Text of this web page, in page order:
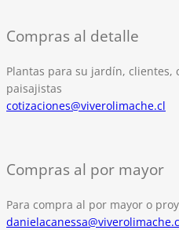
Compras al detalle
Plantas para su jardín,
paisajistas
cotizaciones@viverolimache.cl
Compras al por mayor
Para compra al por mayor o